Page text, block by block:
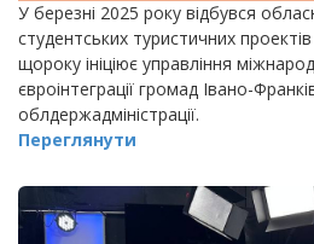
У березні 2025 року відбувся
студентських туристичних
щороку ініціює управління
євроінтеграції громад Івано-
облдержадміністрації.
Переглянути